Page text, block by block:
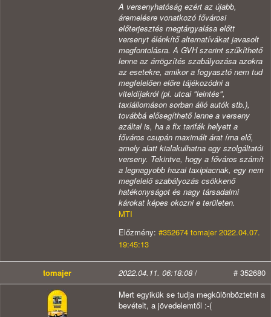
A versenyhatóság ezért az újabb,
áremelésre vonatkozó fővárosi
előterjesztés megtárgyalása előtt
versenyt élénkítő alternatívákat javasolt
megfontolásra. A GVH szerint szűkíthető
lenne az árrögzítés szabályozása azokra
az esetekre, amikor a fogyasztó nem tud
megfelelően előre tájékozódni a
viteldíjakról (pl. utcai "leintés",
taxiállomáson sorban álló autók stb.),
továbbá elősegíthető lenne a verseny
azáltal is, ha a fix tarifák helyett a
főváros csupán maximált árat írna elő,
amely alatt kialakulhatna egy szolgáltatói
verseny. Tekintve, hogy a főváros számít
a legnagyobb hazai taxipiacnak, egy nem
megfelelő szabályozás csökkenő
hatékonyságot és nagy társadalmi
károkat képes okozni e területen.
MTI
Előzmény: #352674 tomajer 2022.04.07.
19:45:13
tomajer 2022.04.11. 06:18:08 /
# 352680
Mert egyikük se tudja megkülönböztetni a
bevételt, a jövedelemtől :-(